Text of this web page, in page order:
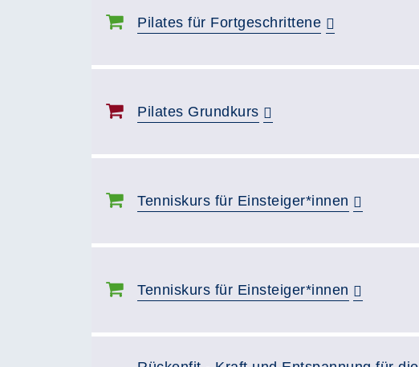
Pilates für Fortgeschrittene
Pilates Grundkurs
Tenniskurs für Einsteiger*innen
Tenniskurs für Einsteiger*innen